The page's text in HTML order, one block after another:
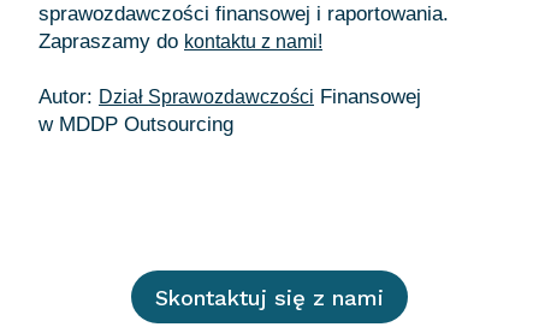
sprawozdawczości finansowej i raportowania.
Zapraszamy do kontaktu z nami!
Autor: Dział Sprawozdawczości Finansowej
w MDDP Outsourcing
Skontaktuj się z nami